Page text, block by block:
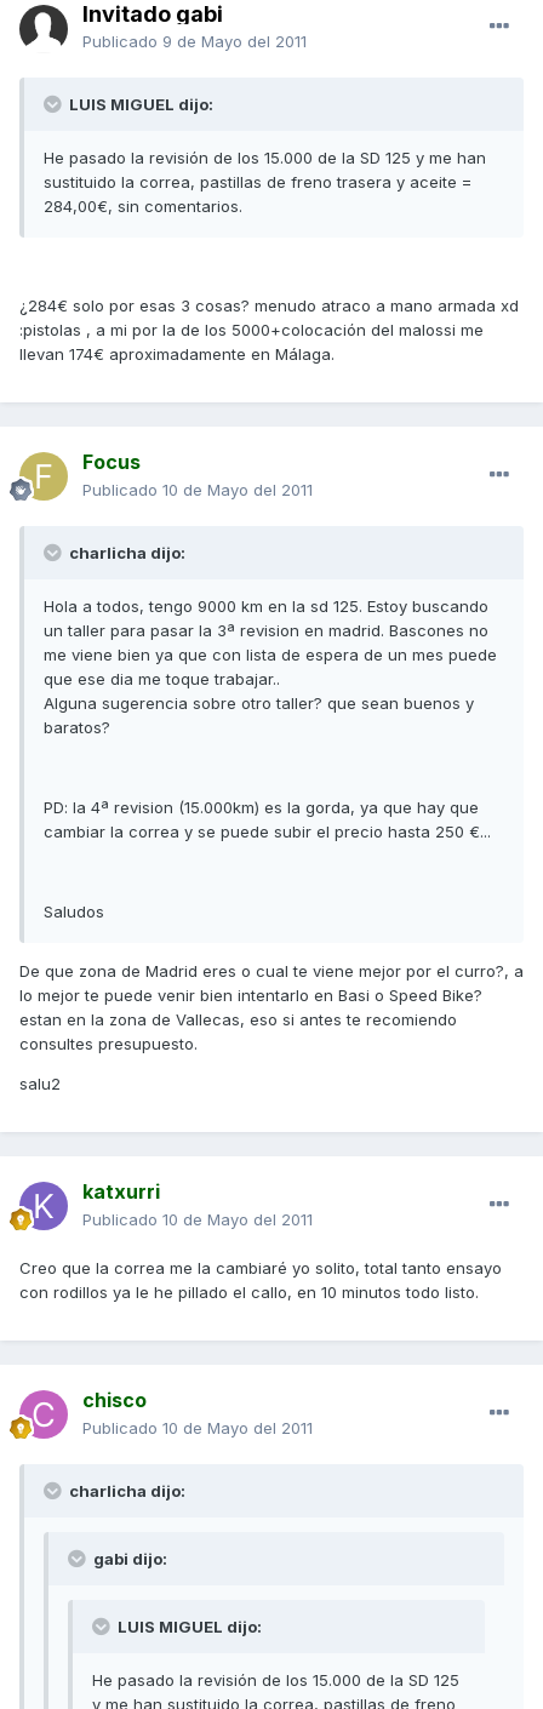
Invitado gabi
Publicado 9 de Mayo del 2011
LUIS MIGUEL dijo:
He pasado la revisión de los 15.000 de la SD 125 y me han
sustituido la correa, pastillas de freno trasera y aceite =
284,00€, sin comentarios.
¿284€ solo por esas 3 cosas? menudo atraco a mano armada xd
:pistolas , a mi por la de los 5000+colocación del malossi me
llevan 174€ aproximadamente en Málaga.
Focus
Publicado 10 de Mayo del 2011
charlicha dijo:
Hola a todos, tengo 9000 km en la sd 125. Estoy buscando
un taller para pasar la 3ª revision en madrid. Bascones no
me viene bien ya que con lista de espera de un mes puede
que ese dia me toque trabajar..
Alguna sugerencia sobre otro taller? que sean buenos y
baratos?
PD: la 4ª revision (15.000km) es la gorda, ya que hay que
cambiar la correa y se puede subir el precio hasta 250 €...
Saludos
De que zona de Madrid eres o cual te viene mejor por el curro?, a
lo mejor te puede venir bien intentarlo en Basi o Speed Bike?
estan en la zona de Vallecas, eso si antes te recomiendo
consultes presupuesto.
salu2
katxurri
Publicado 10 de Mayo del 2011
Creo que la correa me la cambiaré yo solito, total tanto ensayo
con rodillos ya le he pillado el callo, en 10 minutos todo listo.
chisco
Publicado 10 de Mayo del 2011
charlicha dijo:
gabi dijo:
LUIS MIGUEL dijo:
He pasado la revisión de los 15.000 de la SD 125
y me han sustituido la correa, pastillas de freno